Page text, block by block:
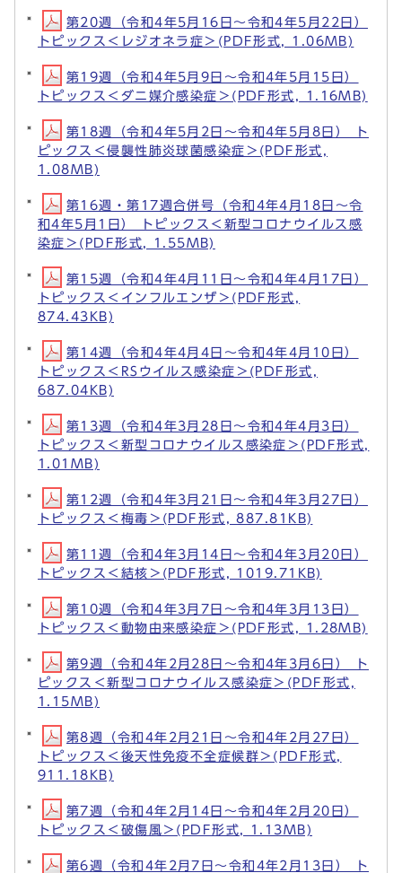
第20週（令和4年5月16日～令和4年5月22日）
トピックス＜レジオネラ症＞(PDF形式, 1.06MB)
第19週（令和4年5月9日～令和4年5月15日）
トピックス＜ダニ媒介感染症＞(PDF形式, 1.16MB)
第18週（令和4年5月2日～令和4年5月8日） ト
ピックス＜侵襲性肺炎球菌感染症＞(PDF形式,
1.08MB)
第16週・第17週合併号（令和4年4月18日～令
和4年5月1日） トピックス＜新型コロナウイルス感
染症＞(PDF形式, 1.55MB)
第15週（令和4年4月11日～令和4年4月17日）
トピックス＜インフルエンザ＞(PDF形式,
874.43KB)
第14週（令和4年4月4日～令和4年4月10日）
トピックス＜RSウイルス感染症＞(PDF形式,
687.04KB)
第13週（令和4年3月28日～令和4年4月3日）
トピックス＜新型コロナウイルス感染症＞(PDF形式,
1.01MB)
第12週（令和4年3月21日～令和4年3月27日）
トピックス＜梅毒＞(PDF形式, 887.81KB)
第11週（令和4年3月14日～令和4年3月20日）
トピックス＜結核＞(PDF形式, 1019.71KB)
第10週（令和4年3月7日～令和4年3月13日）
トピックス＜動物由来感染症＞(PDF形式, 1.28MB)
第9週（令和4年2月28日～令和4年3月6日） ト
ピックス＜新型コロナウイルス感染症＞(PDF形式,
1.15MB)
第8週（令和4年2月21日～令和4年2月27日）
トピックス＜後天性免疫不全症候群＞(PDF形式,
911.18KB)
第7週（令和4年2月14日～令和4年2月20日）
トピックス＜破傷風＞(PDF形式, 1.13MB)
第6週（令和4年2月7日～令和4年2月13日） ト